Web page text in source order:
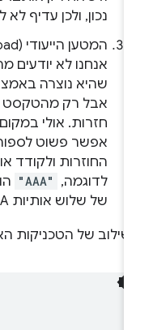
נכון, ולכן עדיף לא
אנחנו לא יודעים
שהיא נוצרה
אבל רק מהטקסט
חזרות. אולי במקום
אפשר פשוט לספור
החוזרות ולקודד
לדוגמה, "AAA"
של שלוש אותיות A.
של הטכניקות